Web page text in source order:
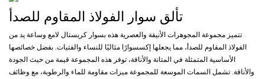
تألق سوار الفولاذ المقاوم للصدأ
تتميز مجموعة المجوهرات الأنيقة والعصرية هذه بسوار كريستال لامع وساعة يد من
الفولاذ المقاوم للصدأ، مما يجعلها إكسسوارًا مثاليًا للنساء والفتيات. بفضل خصائصها
الأساسية المتمثلة في المتانة والأناقة، توفر هذه المجموعة قيمة من حيث الجودة
والأناقة. تشمل السمات الموسعة للمجموعة ميزات مقاومة للماء والرطوبة، مع وظائف